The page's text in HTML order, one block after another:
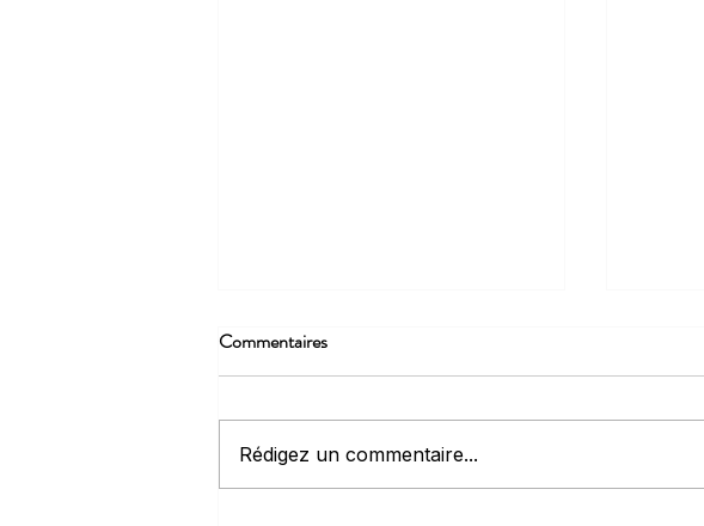
Commentaires
Rédigez un commentaire...